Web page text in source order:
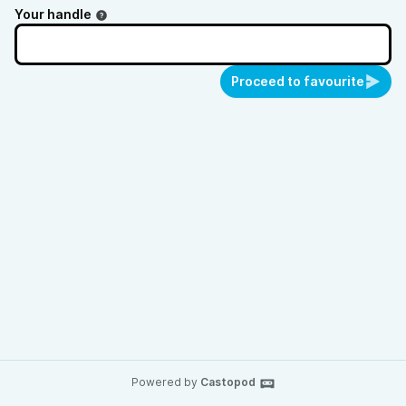
Inspiration und gelebte Werte.
Your handle
Proceed to favourite
Powered by Castopod